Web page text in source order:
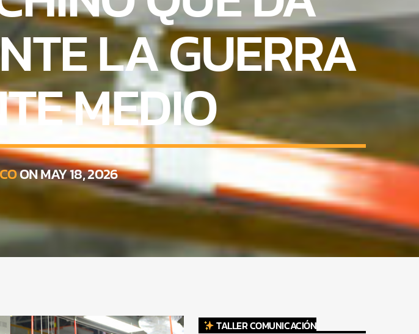
LA GUERRA
MEDIO
ON MAY 18, 2026
TALLER COMUNICACIÓN